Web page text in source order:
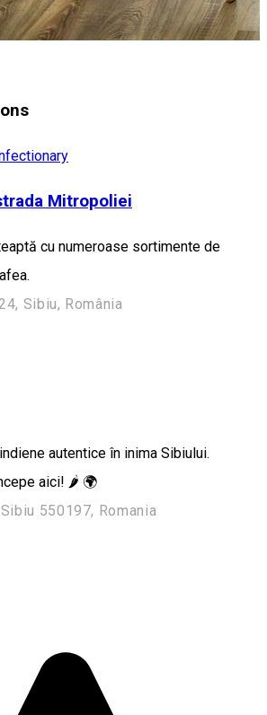
Mitropoliei
cu numeroase sortimente de
Sibiu, România
autentice în inima Sibiului.
aici! 🌶️ 🌍
550197, Romania